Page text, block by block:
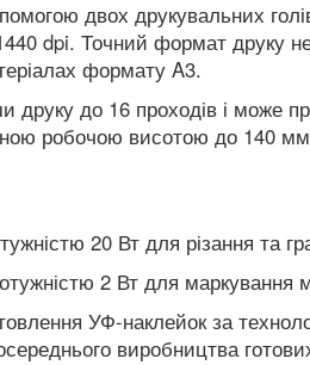
двох друкувальних
dpi. Точний формат друку
формату A3.
друку до 16 проходів і може
робочою висотою до 140
20 Вт для різання та
2 Вт для маркування
УФ-наклейок за
виробництва